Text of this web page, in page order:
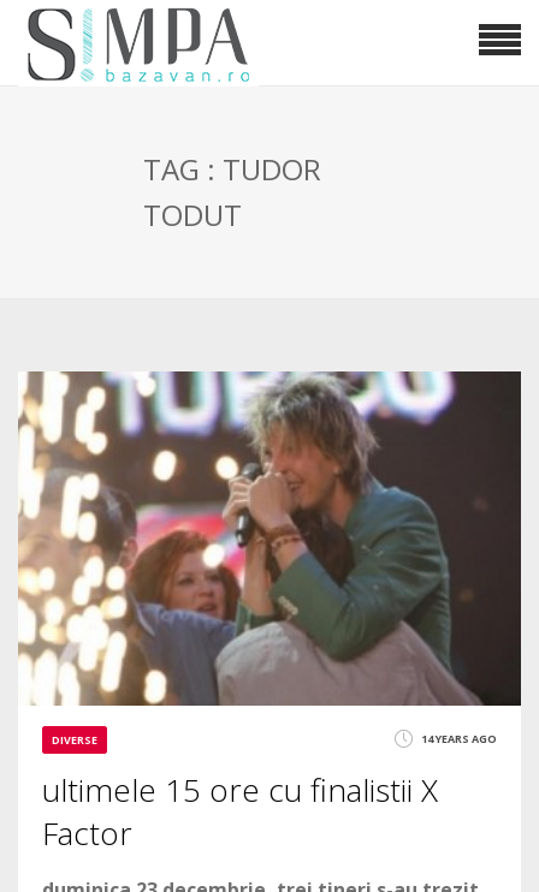
TAG : TUDOR
TODUT
DIVERSE 14 YEARS AGO
ultimele 15 ore cu finalistii X
Factor